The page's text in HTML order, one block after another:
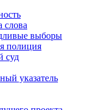
слова
выборы
полиция
суд
указатель